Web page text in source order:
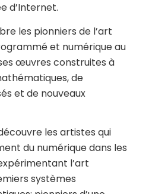
d’Internet.
les pionniers de l’art
et numérique au
œuvres construites à
de
et de nouveaux
les artistes qui
du numérique dans les
l’art
systèmes